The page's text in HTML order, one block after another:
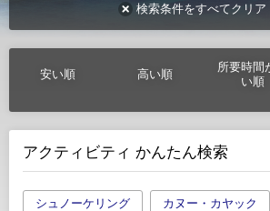
検索条件をすべてクリア
安い順 高い順
所要時間
い順
アクティビティ かんたん検索
シュノーケリング カヌー・カヤック